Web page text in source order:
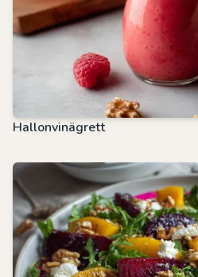
Hallonvinägrett